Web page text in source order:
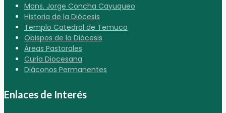
Mons. Jorge Concha Cayuqueo
Historia de la Diócesis
Templo Catedral de Temuco
Obispos de la Diócesis
Áreas Pastorales
Curia Diocesana
Diáconos Permanentes
Enlaces de Interés